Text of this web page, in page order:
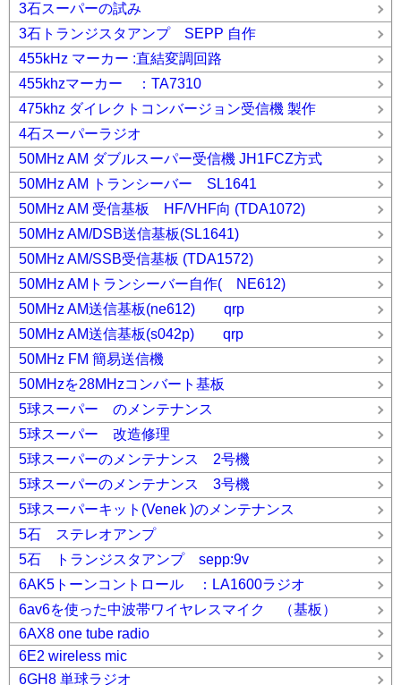
3石スーパーの試み
3石トランジスタアンプ SEPP 自作
455kHz マーカー :直結変調回路
455khzマーカー ：TA7310
475khz ダイレクトコンバージョン受信機 製作
4石スーパーラジオ
50MHz AM ダブルスーパー受信機 JH1FCZ方式
50MHz AM トランシーバー SL1641
50MHz AM 受信基板 HF/VHF向 (TDA1072)
50MHz AM/DSB送信基板(SL1641)
50MHz AM/SSB受信基板 (TDA1572)
50MHz AMトランシーバー自作( NE612)
50MHz AM送信基板(ne612) qrp
50MHz AM送信基板(s042p) qrp
50MHz FM 簡易送信機
50MHzを28MHzコンバート基板
5球スーパー のメンテナンス
5球スーパー 改造修理
5球スーパーのメンテナンス 2号機
5球スーパーのメンテナンス 3号機
5球スーパーキット(Venek )のメンテナンス
5石 ステレオアンプ
5石 トランジスタアンプ sepp:9v
6AK5トーンコントロール ：LA1600ラジオ
6av6を使った中波帯ワイヤレスマイク （基板）
6AX8 one tube radio
6E2 wireless mic
6GH8 単球ラジオ